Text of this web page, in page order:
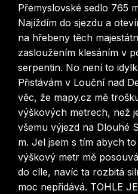
Přemyslovské sedlo 765
Najíždím do sjezdu a
na hřebeny těch
zasloužením klesáním v
serpentin. No není to
Přistávám v Louční nad
věc, že mapy.cz mě
výškových metrech, než
všemu výjezd na Dlouhé
m. Jel jsem s tím abych
výškový metr mě
do cíle, navíc ta rozbitá
moc nepřidává. TOHLE